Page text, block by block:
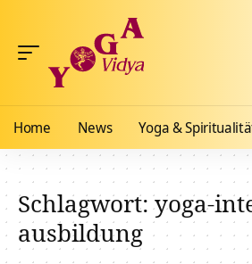
Home News Yoga &
Schlagwort:yoga-
ausbildung